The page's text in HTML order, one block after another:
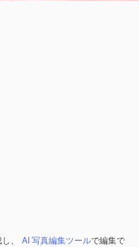
、 AI 写真編集ツールで編集で